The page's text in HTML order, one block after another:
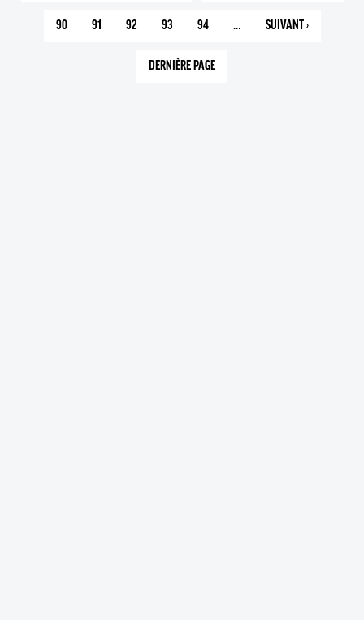
PAGE
90 PAGE
91 PAGE
92 PAGE
93 PAGE
94 …
PAGE
SUIVANT ›
DERNIÈRE PAGE
303